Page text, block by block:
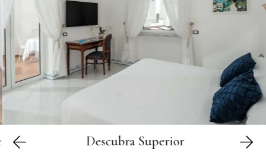
Descubra Superior